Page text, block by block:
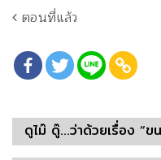
ตอนที่แล้ว
ดูไม๊ ดู๊...ว่าด้วยเรื่อง “ข